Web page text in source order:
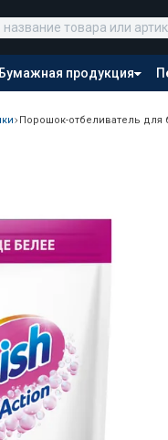
Бумажная продукция
Порошок-отбеливатель для